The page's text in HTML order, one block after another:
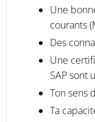
Une
courants
Des
Une
SAP sont
Ton sens
Ta